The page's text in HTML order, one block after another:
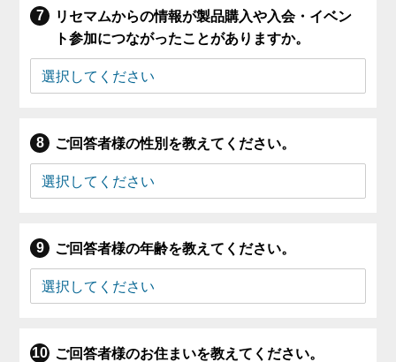
リセマムからの情報が製品購入や入会・イベン
ト参加につながったことがありますか。
ご回答者様の性別を教えてください。
ご回答者様の年齢を教えてください。
ご回答者様のお住まいを教えてください。